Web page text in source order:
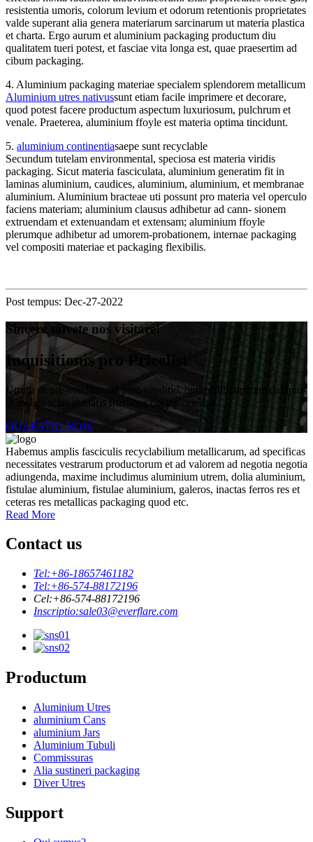
resistentia umoris, colorum levium et odorum retentionis proprietates
valde superant alia genera materiarum sarcinarum ut materia plastica
et charta. Ergo aurum et aluminium packaging productum diu
qualitatem tueri potest, et fasciae vita longa est, quae praesertim ad
cibum packaging.
4. Aluminium packaging materiae specialem splendorem metallicum
Aluminium utres nativussunt etiam facile imprimere et decorare,
quod potest facere productum aspectum luxuriosum, pulchrum et
venale. Praeterea, aluminium ffoyle est materia optima tincidunt.
5. aluminium continentiasaepe sunt recyclable
Secundum tutelam environmental, speciosa est materia viridis
packaging. Sicut materia fasciculata, aluminium generatim fit in
laminas aluminium, caudices, aluminium, aluminium, et membranae
aluminium. Aluminium bracteae uti possunt pro materia vel operculo
faciens materiam; aluminium clausus adhibetur ad cann- sionem
extruendam et extenuandam et extensam; aluminium ffoyle
plerumque adhibetur ad umorem-probationem, internae packaging
vel compositi materiae et packaging flexibilis.
Post tempus: Dec-27-2022
Sincere salvete nos visitare!
Inquisitionis pro Pricelist
Utrum sit pre-venditio vel post-venditio, optime tibi operam dabimus
ut melius scias et utaris fructibus nostris celerius.
QUAESTIO NOW
Habemus amplis fasciculis recyclabilium metallicarum, ad specificas
necessitates vestrarum productorum et ad valorem ad negotia negotia
adiungenda, maxime includimus aluminium utrem, dolia aluminium,
fistulae aluminium, fistulae aluminium, galeros, inactas ferros res et
ceteras res metallicas packaging quod etc.
Read More
Contact us
Tel:+86-18657461182
Tel:+86-574-88172196
Cel:+86-574-88172196
Inscriptio:sale03@everflare.com
Productum
Aluminium Utres
aluminium Cans
aluminium Jars
Aluminium Tubuli
Commissuras
Alia sustineri packaging
Diver Utres
Support